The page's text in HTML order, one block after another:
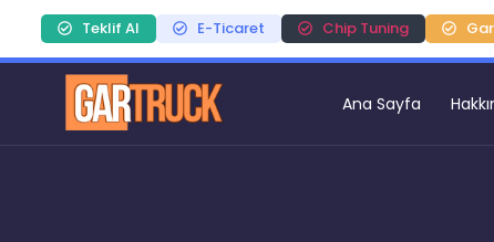
Teklif Al E-Ticaret Chip Tuning
Ana Sayfa